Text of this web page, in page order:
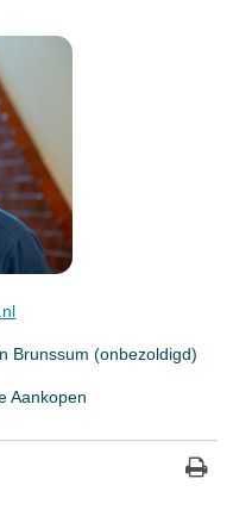
Brunssum (onbezoldigd)
Aankopen